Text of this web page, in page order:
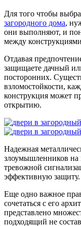
Для того чтобы
загородного дома,
они выполняют, и
между
Отдавая
защищаете дачный
посторонних.
взломостойкости,
конструкция может
открытию.
Надежная
злоумышленников на
тревожной
эффективную защиту.
Еще одно важное
сочетаться с его
представлено
подходящий не